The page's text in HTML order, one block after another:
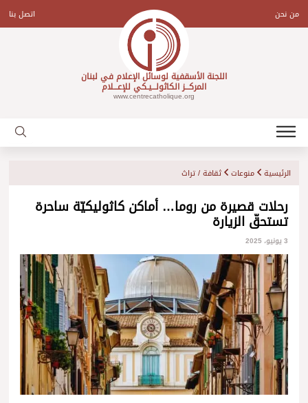
contentمن نحن اتصل بنا
اللجنة الأسقفية لوسائل الإعلام في لبنان
المركـــز الكاثولـــيـكي للإعـــلام
www.centrecatholique.org
الرئيسية منوعات ثقافة / تراث
رحلات قصيرة من روما… أماكن كاثوليكيّة ساحرة
تستحقّ الزيارة
3 يونيو، 2025